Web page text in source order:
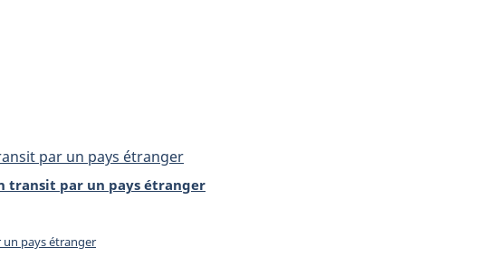
par un pays étranger
transit par un pays étranger
pays étranger